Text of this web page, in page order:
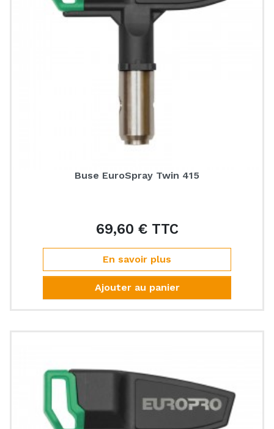
Buse EuroSpray Twin 415
69,60 € TTCPrix
En savoir plus
Ajouter au panier